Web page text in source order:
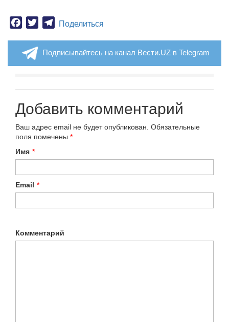
Facebook
TwitterTelegram
Поделиться
Подписывайтесь на канал Вести.UZ в Telegram
Добавить комментарий
Ваш адрес email не будет опубликован. Обязательные
поля помечены *
Имя *
Email *
Комментарий